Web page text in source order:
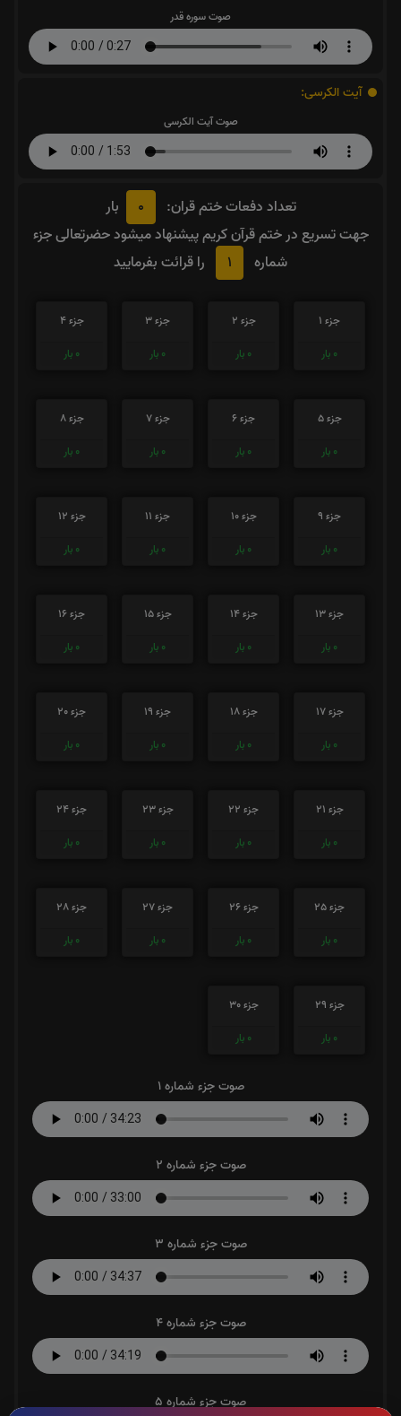
صوت سوره قدر
آیت الکرسی:
صوت آیت الکرسی
تعداد دفعات ختم قران: 0
بار
جهت تسریع در ختم قرآن کریم پیشنهاد میشود حضرتعالی جزء
شماره
1 را قرائت بفرمایید
جزء 1
0 بار
جزء 2
0 بار
جزء 3
0 بار
جزء 4
0 بار
جزء 5
0 بار
جزء 6
0 بار
جزء 7
0 بار
جزء 8
0 بار
جزء 9
0 بار
جزء 10
0 بار
جزء 11
0 بار
جزء 12
0 بار
جزء 13
0 بار
جزء 14
0 بار
جزء 15
0 بار
جزء 16
0 بار
جزء 17
0 بار
جزء 18
0 بار
جزء 19
0 بار
جزء 20
0 بار
جزء 21
0 بار
جزء 22
0 بار
جزء 23
0 بار
جزء 24
0 بار
جزء 25
0 بار
جزء 26
0 بار
جزء 27
0 بار
جزء 28
0 بار
جزء 29
0 بار
جزء 30
0 بار
صوت جزء شماره 1
صوت جزء شماره 2
صوت جزء شماره 3
صوت جزء شماره 4
صوت جزء شماره 5